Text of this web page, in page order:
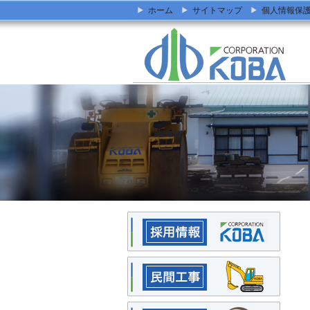
ホーム サイトマップ 個人情報保